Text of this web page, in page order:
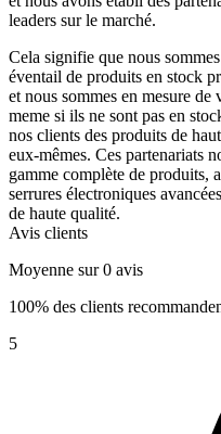
leaders sur le marché.
Cela signifie que nous
éventail de produits en stock
et nous sommes en mesure
meme si ils ne sont pas en
nos clients des produits de
eux-mêmes. Ces partenariats
gamme complète de produits,
serrures électroniques
de haute qualité.
Avis clients
Moyenne sur 0 avis
100% des clients
5